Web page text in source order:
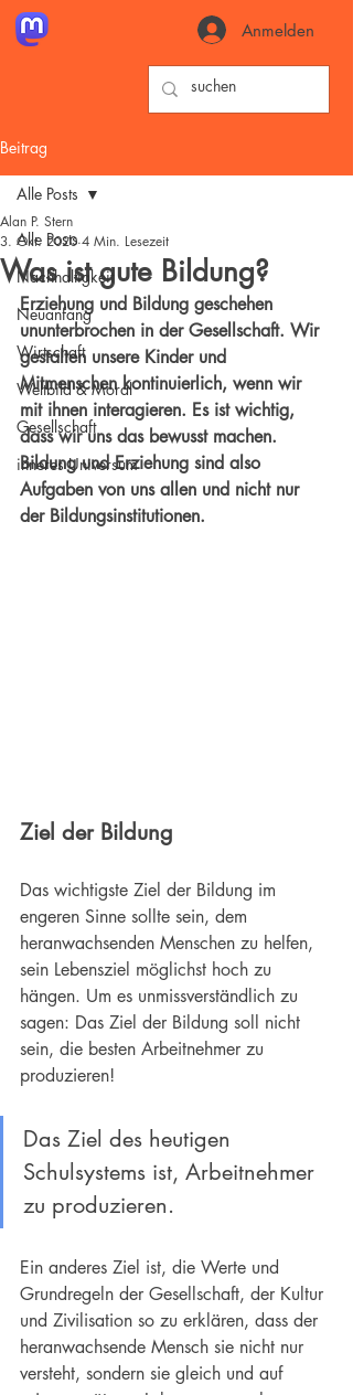
Anmelden
Beitrag
Alle Posts
Nachhaltigkeit
Neuanfang
Wirtschaft
Weltbild & Moral
Gesellschaft
inneres Universum
Alle Posts
Was ist gute Bildung?
Alan P. Stern
3. Okt. 2020 4 Min. Lesezeit
Erziehung und Bildung geschehen
ununterbrochen in der Gesellschaft. Wir
gestalten unsere Kinder und
Mitmenschen kontinuierlich, wenn wir
mit ihnen interagieren. Es ist wichtig,
dass wir uns das bewusst machen.
Bildung und Erziehung sind also
Aufgaben von uns allen und nicht nur
der Bildungsinstitutionen.
Ziel der Bildung
Das wichtigste Ziel der Bildung im
engeren Sinne sollte sein, dem
heranwachsenden Menschen zu helfen,
sein Lebensziel möglichst hoch zu
hängen. Um es unmissverständlich zu
sagen: Das Ziel der Bildung soll nicht
sein, die besten Arbeitnehmer zu
produzieren!
Das Ziel des heutigen
Schulsystems ist, Arbeitnehmer
zu produzieren.
Ein anderes Ziel ist, die Werte und
Grundregeln der Gesellschaft, der Kultur
und Zivilisation so zu erklären, dass der
heranwachsende Mensch sie nicht nur
versteht, sondern sie gleich und auf